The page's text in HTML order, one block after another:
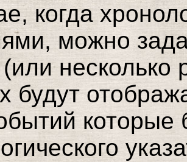
когда
можно
(или
будут
которые